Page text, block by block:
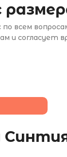
всем
и согласует